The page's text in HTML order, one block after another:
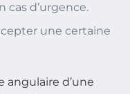
cas d’urgence.
une certaine
angulaire d’une